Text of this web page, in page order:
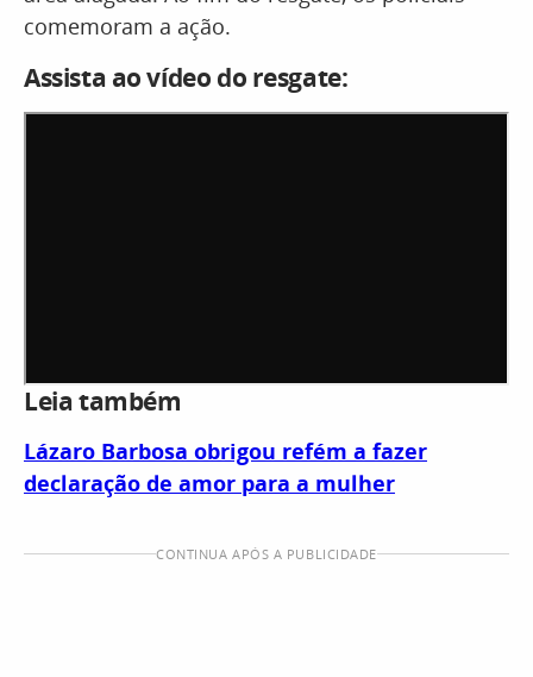
comemoram a ação.
Assista ao vídeo do resgate:
Leia também
Lázaro Barbosa obrigou refém a fazer
declaração de amor para a mulher
CONTINUA APÓS A PUBLICIDADE